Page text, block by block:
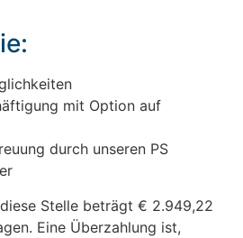
mit Option auf
durch unseren PS
Stelle beträgt € 2.949,22
Eine Überzahlung ist,